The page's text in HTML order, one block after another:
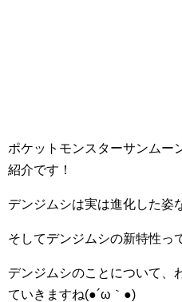
ポケットモンスターサンムー
紹介です！
デンジムシは実は進化した姿
そしてデンジムシの新特性っ
デンジムシのことについて、
ていきますね(●´ω｀●)